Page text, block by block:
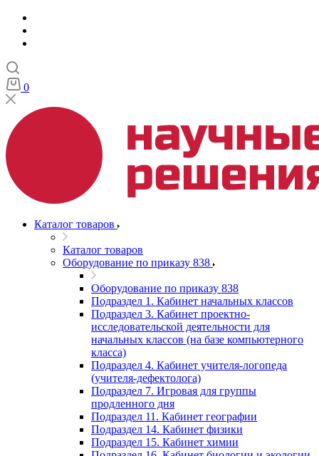
0
Каталог товаров
Каталог товаров
Оборудование по приказу 838
Оборудование по приказу 838
Подраздел 1. Кабинет начальных классов
Подраздел 3. Кабинет проектно-
исследовательской деятельности для
начальных классов (на базе компьютерного
класса)
Подраздел 4. Кабинет учителя-логопеда
(учителя-дефектолога)
Подраздел 7. Игровая для группы
продленного дня
Подраздел 11. Кабинет географии
Подраздел 14. Кабинет физики
Подраздел 15. Кабинет химии